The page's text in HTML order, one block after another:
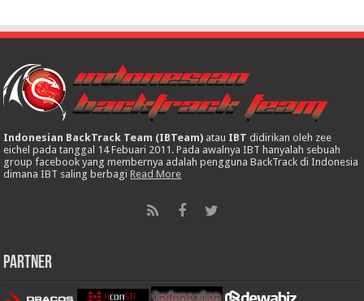
Indonesian BackTrack Team (IBTeam) atau IBT didirikan oleh zee
eichel pada tanggal 14 Febuari 2011. Pada awalnya IBT hanyalah sebuah
group facebook yang membernya adalah pengguna BackTrack di Indonesia
dimana IBT saling berbagiRead More
Partner